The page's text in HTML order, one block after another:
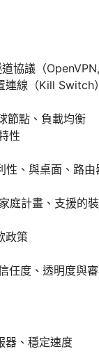
協議（
線（Kill Switch）
節點、負載均衡
性
、與桌面、路由
庭計畫、支援的
政策
任度、透明度與
器、穩定速度